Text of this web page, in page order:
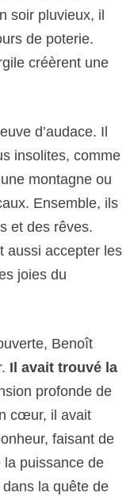
soir pluvieux, il
de poterie.
créèrent une
d’audace. Il
insolites, comme
montagne ou
Ensemble, ils
et des rêves.
aussi accepter les
joies du
Benoît
Il avait trouvé la
profonde de
cœur, il avait
faisant de
puissance de
dans la quête de